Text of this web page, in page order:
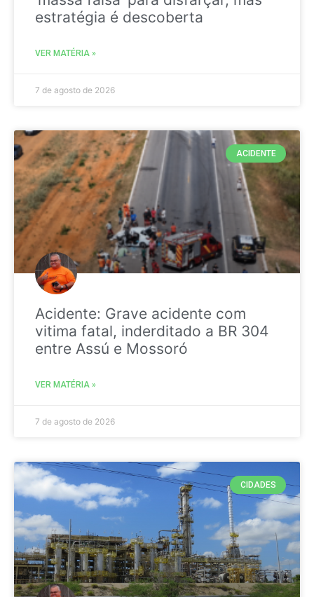
estratégia é descoberta
VER MATÉRIA »
7 de agosto de 2026
ACIDENTE
Acidente: Grave acidente com
vitima fatal, inderditado a BR 304
entre Assú e Mossoró
VER MATÉRIA »
7 de agosto de 2026
CIDADES